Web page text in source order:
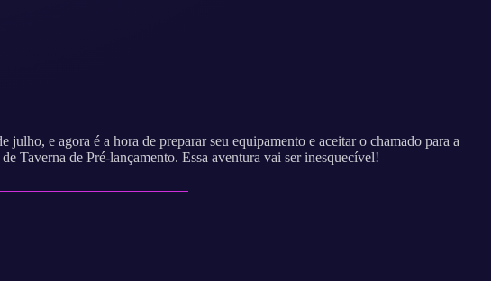
e agora é a hora de preparar seu equipamento e aceitar o chamado para a
Taverna de Pré-lançamento. Essa aventura vai ser inesquecível!